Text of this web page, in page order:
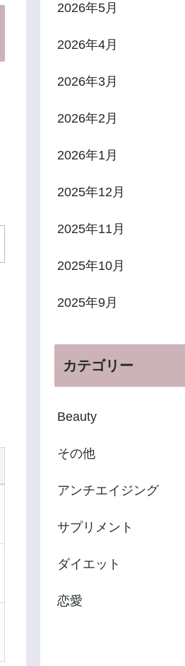
2026年5月
2026年4月
2026年3月
2026年2月
2026年1月
2025年12月
2025年11月
2025年10月
2025年9月
カテゴリー
Beauty
その他
アンチエイジング
サプリメント
ダイエット
恋愛